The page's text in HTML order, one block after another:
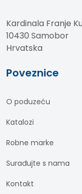
Kardinala Franje
10430 Samobor
Hrvatska
Poveznice
O poduzeću
Katalozi
Robne marke
Surađujte s nama
Kontakt